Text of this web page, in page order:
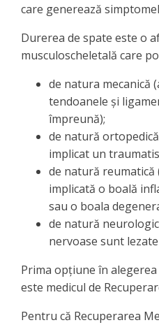
care generează
Durerea de spate este o
musculoscheletală care
de natura mecanică
tendoanele şi
împreună);
de natură
implicat un
de natură reumatică
implicată o boală
sau o boala
de natură
nervoase sunt
Prima opţiune în
este medicul de
Pentru că Recuperarea